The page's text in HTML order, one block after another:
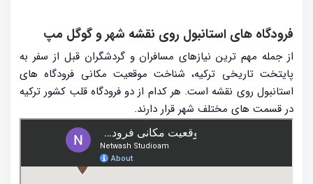
فرودگاه های استانبول روی نقشه شهر و گوگل مپ
از جمله مهم ترین نیازهای مسافران و گردشگران قبل از سفر به
پایتخت تاریخی ترکیه، شناخت موقعیت مکانی فرودگاه های
استانبول روی نقشه است. هر کدام از دو فرودگاه قلب کشور ترکیه
در قسمت های مختلف شهر قرار دارند.